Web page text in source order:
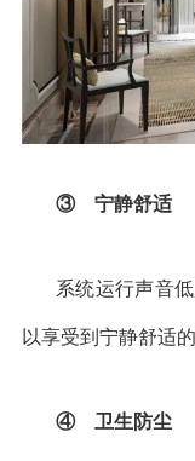
③ 宁静舒适
系统运行声音低
以享受到宁静舒适
④ 卫生防尘